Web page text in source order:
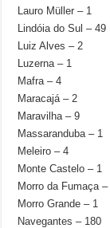
Lauro Müller – 1
Lindóia do Sul – 49
Luiz Alves – 2
Luzerna – 1
Mafra – 4
Maracajá – 2
Maravilha – 9
Massaranduba – 1
Meleiro – 4
Monte Castelo – 1
Morro da Fumaça –
Morro Grande – 1
Navegantes – 180